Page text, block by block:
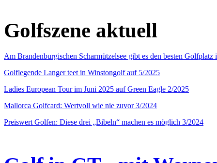
Golfszene aktuell
Am Brandenburgischen Scharmützelsee gibt es den besten
Golflegende Langer teet in Winstongolf auf 5/2025
Ladies European Tour im Juni 2025 auf Green Eagle 2/2025
Mallorca Golfcard: Wertvoll wie nie zuvor 3/2024
Preiswert Golfen: Diese drei „Bibeln“ machen es möglich 3/2024